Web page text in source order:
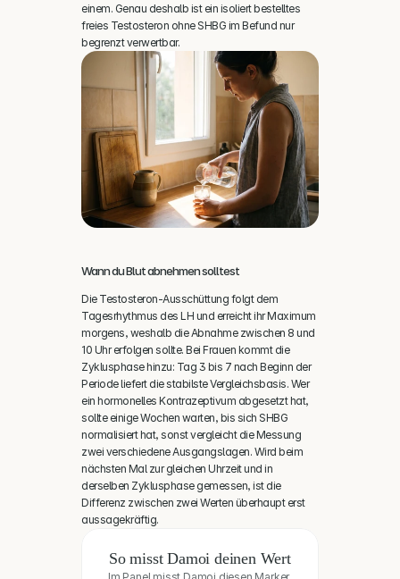
einem. Genau deshalb ist ein isoliert bestelltes
freies Testosteron ohne SHBG im Befund nur
begrenzt verwertbar.
Wann du Blut abnehmen solltest
Die Testosteron-Ausschüttung folgt dem
Tagesrhythmus des LH und erreicht ihr Maximum
morgens, weshalb die Abnahme zwischen 8 und
10 Uhr erfolgen sollte. Bei Frauen kommt die
Zyklusphase hinzu: Tag 3 bis 7 nach Beginn der
Periode liefert die stabilste Vergleichsbasis. Wer
ein hormonelles Kontrazeptivum abgesetzt hat,
sollte einige Wochen warten, bis sich SHBG
normalisiert hat, sonst vergleicht die Messung
zwei verschiedene Ausgangslagen. Wird beim
nächsten Mal zur gleichen Uhrzeit und in
derselben Zyklusphase gemessen, ist die
Differenz zwischen zwei Werten überhaupt erst
aussagekräftig.
So misst Damoi deinen Wert